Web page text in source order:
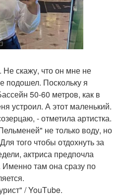
скажу, что он мне не
подошел. Поскольку я
50-60 метров, как в
устроил. А этот маленький.
- отметила артистка.
не только воду, но
того чтобы отдохнуть за
актриса предпочла
там она сразу по
/ YouТube.